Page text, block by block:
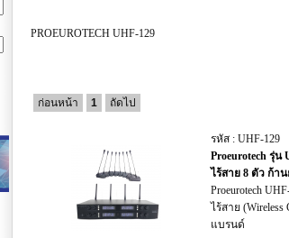
PROEUROTECH UHF-129
ก่อนหน้า 1 ถัดไป
รหัส : UHF-129
Proeurotech รุ่
ไร้สาย 8 ตัว ก้า
Proeurotech
ไร้สาย (Wireless
แบรนด์